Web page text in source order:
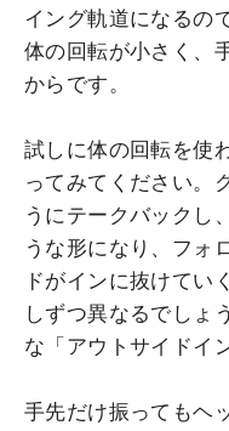
イング軌道になるの
体の回転が小さく、
からです。
試しに体の回転を使
ってみてください。
うにテークバックし
うな形になり、フォ
ドがインに抜けてい
しずつ異なるでしょ
な「アウトサイドイ
手先だけ振ってもヘ